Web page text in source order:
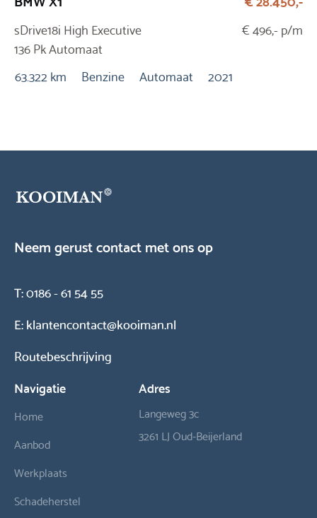
sDrive18i High Executive
136 Pk Automaat
€ 496,- p/m
63.322 km Benzine Automaat 2021
Neem gerust contact met ons op
T:0186 - 61 54 55
E:klantencontact@kooiman.nl
Routebeschrijving
Navigatie
Home
Aanbod
Werkplaats
Schadeherstel
Adres
Langeweg 3c
3261 LJ Oud-Beijerland